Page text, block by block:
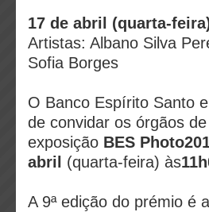
17 de abril (quarta-
Artistas: Albano Silva
Sofia Borges
O Banco Espírito Santo
de convidar os órgãos
exposição BES
abril
(quarta-feira) às
A 9ª edição do prémio é